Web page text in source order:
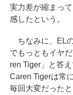
実力差が縮まっ
感したという。
ちなみに、EL
でもっともイヤ
ren Tiger」と答
Caren Tigerは常
毎回大変だった